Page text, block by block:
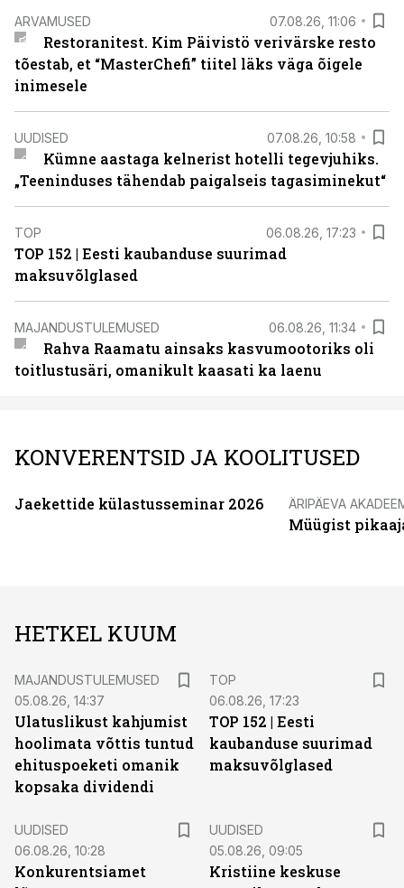
ARVAMUSED 07.08.26, 11:06
Restoranitest. Kim Päivistö verivärske resto
tõestab, et “MasterChefi” tiitel läks väga õigele
inimesele
UUDISED 07.08.26, 10:58
Kümne aastaga kelnerist hotelli tegevjuhiks.
„Teeninduses tähendab paigalseis tagasiminekut“
TOP 06.08.26, 17:23
TOP 152 | Eesti kaubanduse suurimad
maksuvõlglased
MAJANDUSTULEMUSED 06.08.26, 11:34
Rahva Raamatu ainsaks kasvumootoriks oli
toitlustusäri, omanikult kaasati ka laenu
KONVERENTSID JA KOOLITUSED
Jaekettide külastusseminar 2026 ÄRIPÄEVA
Müügist
HETKEL KUUM
MAJANDUSTULEMUSED
05.08.26, 14:37
Ulatuslikust kahjumist
hoolimata võttis tuntud
ehituspoeketi omanik
kopsaka dividendi
TOP
06.08.26, 17:23
TOP 152 | Eesti
kaubanduse suurimad
maksuvõlglased
UUDISED
06.08.26, 10:28
Konkurentsiamet
UUDISED
05.08.26, 09:05
Kristiine keskuse